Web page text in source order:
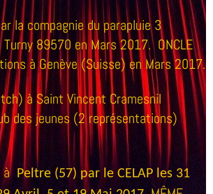
la compagnie du parapluie 3
89570 en Mars 2017. ONCLE
à Genève (Suisse) en Mars 2017.
à Saint Vincent Cramesnil
des jeunes (2 représentations)
à Peltre (57) par le CELAP les 31